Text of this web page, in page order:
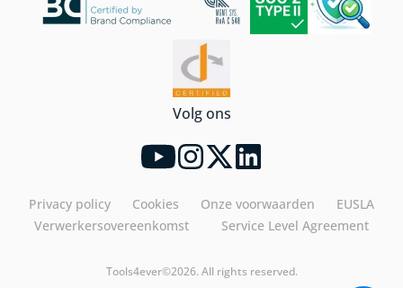
Volg ons
Privacy policy Cookies Onze voorwaarden
EUSLA
Verwerkersovereenkomst
Service Level Agreement
Tools4ever©2026. All rights reserved.